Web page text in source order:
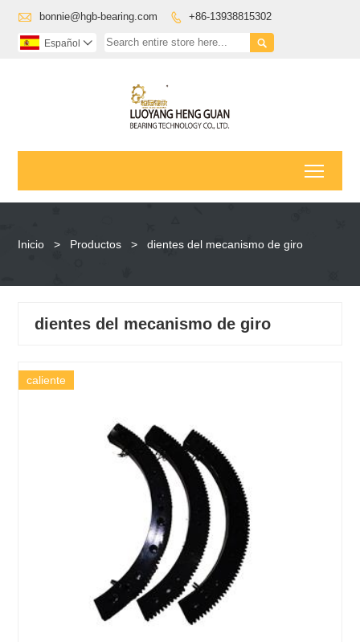
 bonnie@hgb-bearing.com  +86-13938815302

Español 
Inicio > Productos > dientes del mecanismo de giro
dientes del mecanismo de giro
caliente